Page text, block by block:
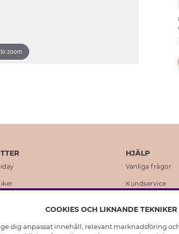
zoom
HJÄLP
Vanliga frågor
Kundservice
COOKIES OCH LIKNANDE TEKNIKER
dig anpassat innehåll, relevant marknadsföring